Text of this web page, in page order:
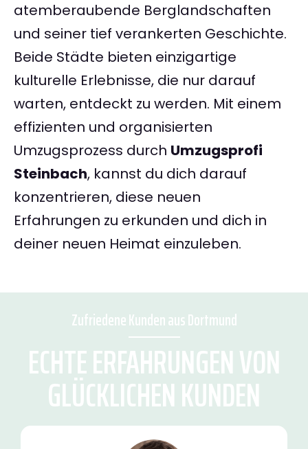
atemberaubende Berglandschaften
und seiner tief verankerten Geschichte.
Beide Städte bieten einzigartige
kulturelle Erlebnisse, die nur darauf
warten, entdeckt zu werden. Mit einem
effizienten und organisierten
Umzugsprozess durch Umzugsprofi
Steinbach, kannst du dich darauf
konzentrieren, diese neuen
Erfahrungen zu erkunden und dich in
deiner neuen Heimat einzuleben.
Zufriedene Kunden aus Dortmund
ECHTE ERFAHRUNGEN VON
GLÜCKLICHEN KUNDEN